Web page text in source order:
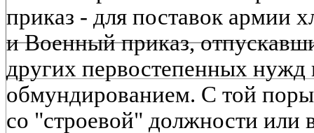
приказ - для поставок армии
и Военный приказ,
других первостепенных нужд
обмундированием. С той
со "строевой" должности или